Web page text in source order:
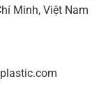
Minh, Việt Nam